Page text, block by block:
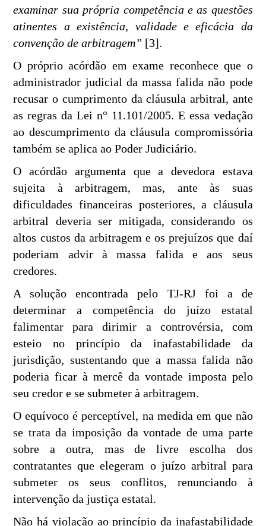
examinar sua própria competência e as questões
atinentes a existência, validade e eficácia da
convenção de arbitragem” [3].
O próprio acórdão em exame reconhece que o
administrador judicial da massa falida não pode
recusar o cumprimento da cláusula arbitral, ante
as regras da Lei n° 11.101/2005. E essa vedação
ao descumprimento da cláusula compromissória
também se aplica ao Poder Judiciário.
O acórdão argumenta que a devedora estava
sujeita à arbitragem, mas, ante às suas
dificuldades financeiras posteriores, a cláusula
arbitral deveria ser mitigada, considerando os
altos custos da arbitragem e os prejuízos que daí
poderiam advir à massa falida e aos seus
credores.
A solução encontrada pelo TJ-RJ foi a de
determinar a competência do juízo estatal
falimentar para dirimir a controvérsia, com
esteio no princípio da inafastabilidade da
jurisdição, sustentando que a massa falida não
poderia ficar à mercê da vontade imposta pelo
seu credor e se submeter à arbitragem.
O equívoco é perceptível, na medida em que não
se trata da imposição da vontade de uma parte
sobre a outra, mas de livre escolha dos
contratantes que elegeram o juízo arbitral para
submeter os seus conflitos, renunciando à
intervenção da justiça estatal.
Não há violação ao princípio da inafastabilidade